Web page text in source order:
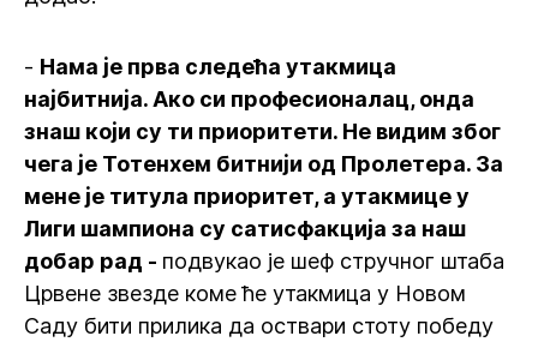
- Нама је прва следећа утакмица
најбитнија. Ако си професионалац, онда
знаш који су ти приоритети. Не видим због
чега је Тотенхем битнији од Пролетера. За
мене је титула приоритет, а утакмице у
Лиги шампиона су сатисфакција за наш
добар рад - подвукао је шеф стручног штаба
Црвене звезде коме ће утакмица у Новом
Саду бити прилика да оствари стоту победу